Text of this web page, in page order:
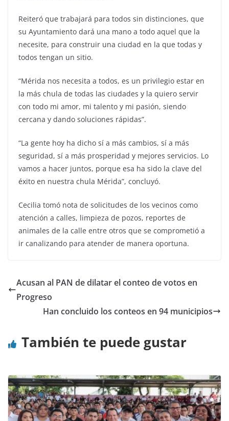
Reiteró que trabajará para todos sin distinciones, que
su Ayuntamiento dará una mano a todo aquel que la
necesite, para construir una ciudad en la que todas y
todos tengan un sitio.
“Mérida nos necesita a todos, es un privilegio estar en
la más chula de todas las ciudades y la quiero servir
con todo mi amor, mi talento y mi pasión, siendo
cercana y dando soluciones rápidas”.
“La gente hoy ha dicho sí a más cambios, sí a más
seguridad, sí a más prosperidad y mejores servicios. Lo
vamos a hacer juntos, porque esa ha sido la clave del
éxito en nuestra chula Mérida”, concluyó.
Cecilia tomó nota de solicitudes de los vecinos como
atención a calles, limpieza de pozos, reportes de
animales de la calle entre otros que se comprometió a
ir canalizando para atender de manera oportuna.
Acusan al PAN de dilatar el conteo de votos en
Progreso
Han concluido los conteos en 94 municipios
También te puede gustar